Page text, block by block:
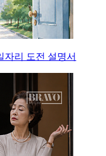
자리 도전 설명서